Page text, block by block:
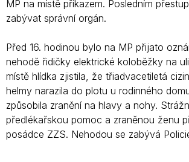
MP na místě příkazem. Posledním
zabývat správní orgán.
Před 16. hodinou bylo na MP přijato
nehodě řidičky elektrické koloběžky na
místě hlídka zjistila, že třiadvacetiletá
helmy narazila do plotu u rodinného
způsobila zranění na hlavy a nohy.
předlékařskou pomoc a zraněnou ženu
posádce ZZS. Nehodou se zabývá